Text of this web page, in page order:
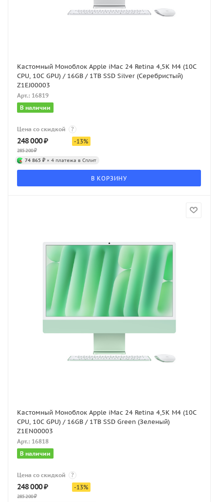
Кастомный Моноблок Apple iMac 24 Retina 4,5K M4 (10C
CPU, 10C GPU) / 16GB / 1TB SSD Silver (Серебристый)
Z1EJ00003
Арт.: 16819
В наличии
Цена со скидкой ?
248 000₽
285 200₽
-13%
74 865 ₽ × 4 платежа в Сплит
В КОРЗИНУ
Кастомный Моноблок Apple iMac 24 Retina 4,5K M4 (10C
CPU, 10C GPU) / 16GB / 1TB SSD Green (Зеленый)
Z1EN00003
Арт.: 16818
В наличии
Цена со скидкой ?
248 000₽
285 200₽
-13%